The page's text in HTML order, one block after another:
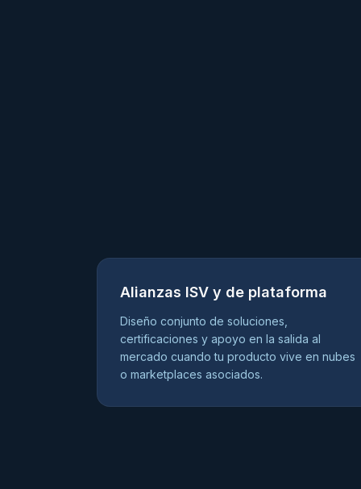
Alianzas ISV y de plataforma
Diseño conjunto de soluciones,
certificaciones y apoyo en la salida al
mercado cuando tu producto vive en nubes
o marketplaces asociados.